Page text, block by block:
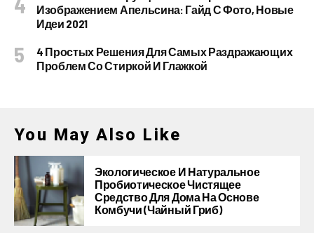
Изображением Апельсина: Гайд С Фото, Новые
Идеи 2021
4 Простых Решения Для Самых Раздражающих
Проблем Со Стиркой И Глажкой
You May Also Like
Экологическое И Натуральное
Пробиотическое Чистящее
Средство Для Дома На Основе
Комбучи (чайный Гриб)